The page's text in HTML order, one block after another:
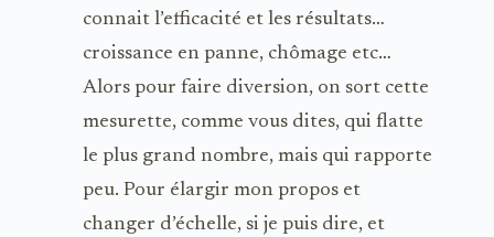
connait l’efficacité et les résultats…
croissance en panne, chômage etc…
Alors pour faire diversion, on sort cette
mesurette, comme vous dites, qui flatte
le plus grand nombre, mais qui rapporte
peu. Pour élargir mon propos et
changer d’échelle, si je puis dire, et